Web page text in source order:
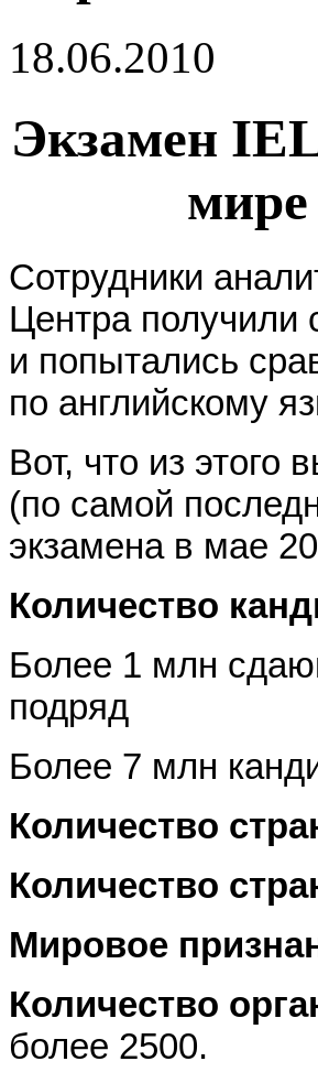
18.06.2010
Экзамен
мире
Сотрудники
Центра получили
и попытались
по английскому
Вот, что из этого
(по самой
экзамена в мае
Количество
Более 1 млн
подряд
Более 7 млн
Количество
Количество
Мировое
Количество
более 2500.